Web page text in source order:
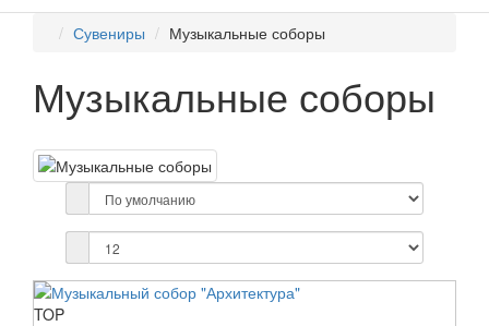
Сувениры Музыкальные соборы
Музыкальные соборы
TOP